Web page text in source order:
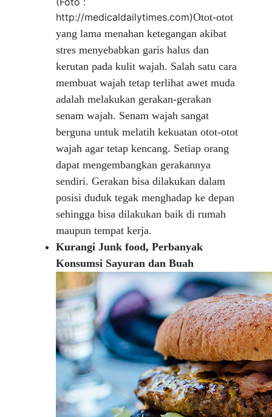
http://medicaldailytimes.com)Otot-otot
yang lama menahan ketegangan akibat
stres menyebabkan garis halus dan
kerutan pada kulit wajah. Salah satu cara
membuat wajah tetap terlihat awet muda
adalah melakukan gerakan-gerakan
senam wajah. Senam wajah sangat
berguna untuk melatih kekuatan otot-otot
wajah agar tetap kencang. Setiap orang
dapat mengembangkan gerakannya
sendiri. Gerakan bisa dilakukan dalam
posisi duduk tegak menghadap ke depan
sehingga bisa dilakukan baik di rumah
maupun tempat kerja.
Kurangi Junk food, Perbanyak
Konsumsi Sayuran dan Buah